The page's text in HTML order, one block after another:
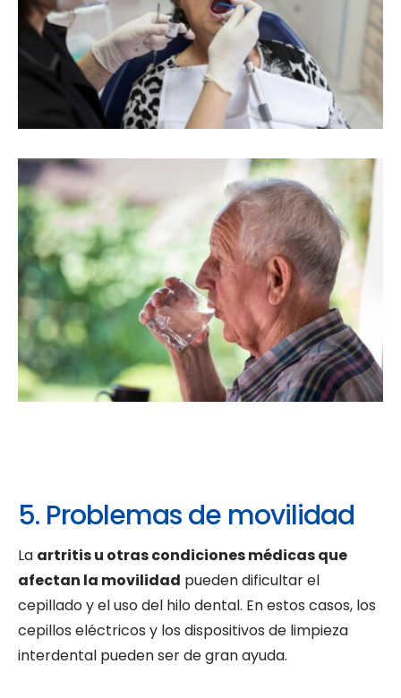
5. Problemas de movilidad
La artritis u otras condiciones médicas que
afectan la movilidad pueden dificultar el
cepillado y el uso del hilo dental. En estos casos, los
cepillos eléctricos y los dispositivos de limpieza
interdental pueden ser de gran ayuda.